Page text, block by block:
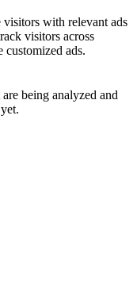
visitors with relevant ads
visitors across
ads.
being analyzed and